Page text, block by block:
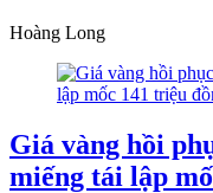
Hoàng Long
Giá vàng hồi
miếng tái lập